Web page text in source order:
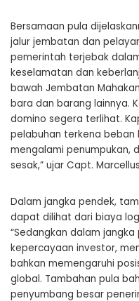
Bersamaan pula
jalur jembatan dan
pemerintah terjebak
keselamatan dan
bawah Jembatan
bara dan barang lainnya.
domino segera terlihat.
pelabuhan terkena beban
mengalami penumpukan,
sesak,” ujar Capt.
Dalam jangka pendek,
dapat dilihat dari biaya
“Sedangkan dalam
kepercayaan investor,
bahkan memengaruhi
global. Tambahan pula
penyumbang besar